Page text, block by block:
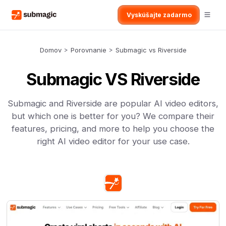
Vyskúšajte zadarmo
Domov > Porovnanie > Submagic vs Riverside
Submagic VS Riverside
Submagic and Riverside are popular AI video editors,
but which one is better for you? We compare their
features, pricing, and more to help you choose the
right AI video editor for your use case.